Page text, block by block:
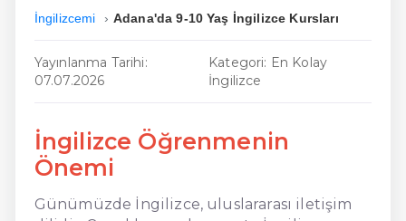
En Uygun İngilizce
İngilizcemi Adana'da 9-10 Yaş İngilizce Kursları
Yayınlanma Tarihi:
07.07.2026
Kategori: En Kolay
İngilizce
İngilizce Öğrenmenin
Önemi
Günümüzde İngilizce, uluslararası iletişim